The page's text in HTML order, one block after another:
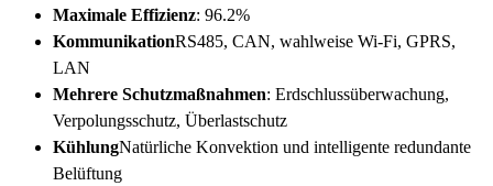
Maximale Effizienz: 96.2%
KommunikationRS485, CAN, wahlweise Wi-Fi, GPRS,
LAN
Mehrere Schutzmaßnahmen: Erdschlussüberwachung,
Verpolungsschutz, Überlastschutz
KühlungNatürliche Konvektion und intelligente redundante
Belüftung